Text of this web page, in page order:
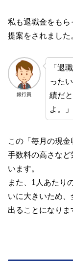
私も退職金をも
提案をされました
銀行員
「退
った
績だ
よ。」
この「毎月の現
手数料の高さな
います。
また、1人あたり
いに大きいため
出ることになりま